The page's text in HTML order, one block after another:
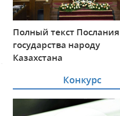
Полный текст
государства народу
Казахстана
Конкурс